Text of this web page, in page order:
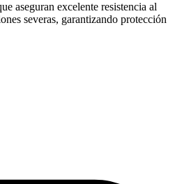
aseguran excelente resistencia al
severas, garantizando protección